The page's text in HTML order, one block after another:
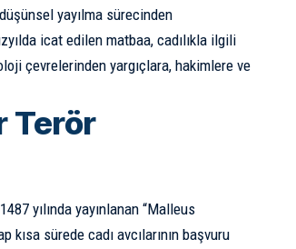
yayılma sürecinden
icat edilen matbaa, cadılıkla ilgili
çevrelerinden yargıçlara, hakimlere ve
Terör
yılında yayınlanan “Malleus
sürede cadı avcılarının başvuru